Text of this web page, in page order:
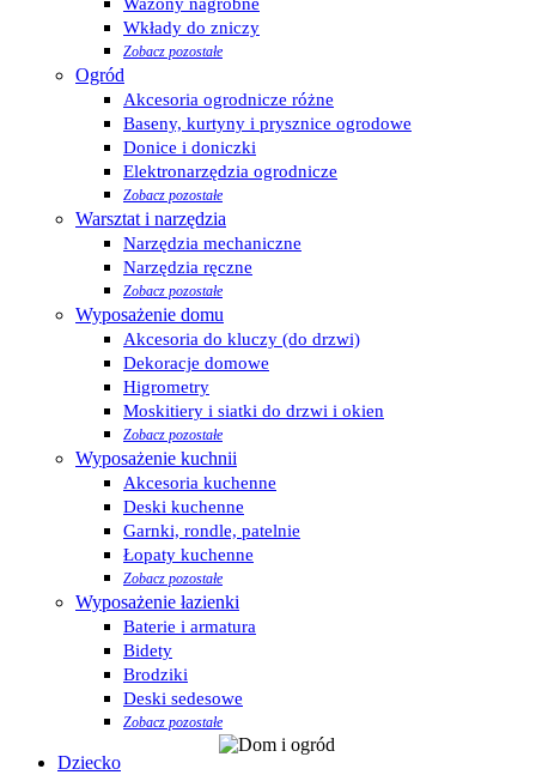
Wkłady do zniczy
Zobacz pozostałe
Ogród
Akcesoria ogrodnicze różne
Baseny, kurtyny i prysznice ogrodowe
Donice i doniczki
Elektronarzędzia ogrodnicze
Zobacz pozostałe
Warsztat i narzędzia
Narzędzia mechaniczne
Narzędzia ręczne
Zobacz pozostałe
Wyposażenie domu
Akcesoria do kluczy (do drzwi)
Dekoracje domowe
Higrometry
Moskitiery i siatki do drzwi i okien
Zobacz pozostałe
Wyposażenie kuchnii
Akcesoria kuchenne
Deski kuchenne
Garnki, rondle, patelnie
Łopaty kuchenne
Zobacz pozostałe
Wyposażenie łazienki
Baterie i armatura
Bidety
Brodziki
Deski sedesowe
Zobacz pozostałe
Dziecko